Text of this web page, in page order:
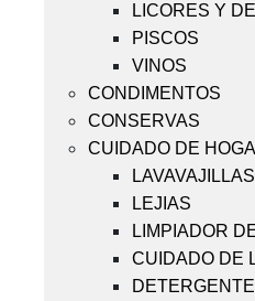
LICORES Y
PISCOS
VINOS
CONDIMENTOS
CONSERVAS
CUIDADO DE
LAVAVAJILLAS
LEJIAS
LIMPIADOR
CUIDADO DE